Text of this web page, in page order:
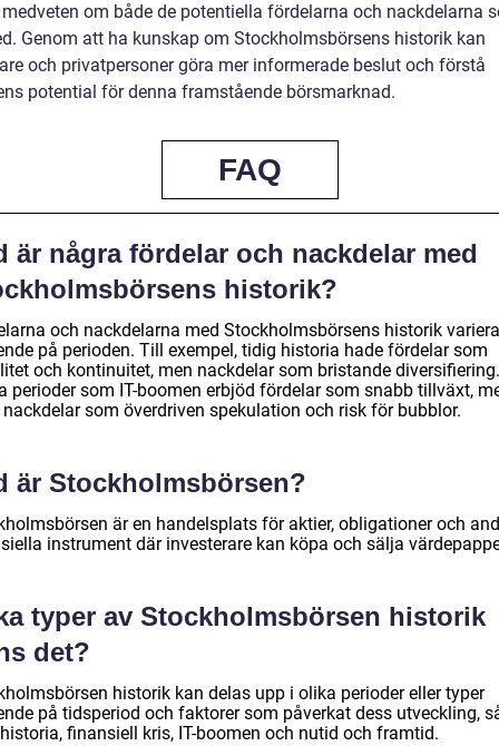
om både de potentiella fördelarna och nackdelarna
Genom att ha kunskap om Stockholmsbörsens historik kan
och privatpersoner göra mer informerade beslut och förstå
potential för denna framstående börsmarknad.
FAQ
är några fördelar och nackdelar med
historik?
och nackdelarna med Stockholmsbörsens historik
på perioden. Till exempel, tidig historia hade fördelar som
och kontinuitet, men nackdelar som bristande diversifiering.
perioder som IT-boomen erbjöd fördelar som snabb tillväxt,
som överdriven spekulation och risk för bubblor.
är Stockholmsbörsen?
är en handelsplats för aktier, obligationer och
instrument där investerare kan köpa och sälja
typer av Stockholmsbörsen historik
det?
historik kan delas upp i olika perioder eller typer
på tidsperiod och faktorer som påverkat dess utveckling,
finansiell kris, IT-boomen och nutid och framtid.